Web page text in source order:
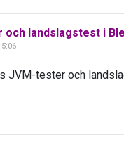
och landslagstest i
JVM-tester och